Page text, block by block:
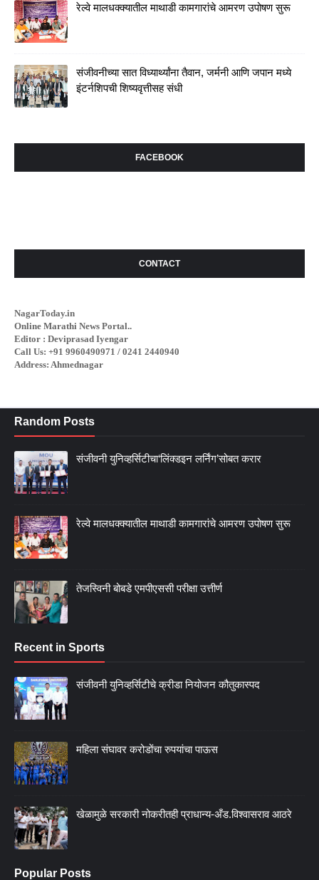
रेल्वे मालधक्क्यातील माथाडी कामगारांचे आमरण उपोषण सुरू
संजीवनीच्या सात विध्यार्थ्यांना तैवान, जर्मनी आणि जपान मध्ये
इंटर्नशिपची शिष्यवृत्तीसह संधी
FACEBOOK
CONTACT
NagarToday.in
Online Marathi News Portal..
Editor : Deviprasad Iyengar
Call Us: +91 9960490971 / 0241 2440940
Address: Ahmednagar
Random Posts
संजीवनी युनिव्हर्सिटीचा‘लिंक्डइन लर्निंग’सोबत करार
रेल्वे मालधक्क्यातील माथाडी कामगारांचे आमरण उपोषण सुरू
तेजस्विनी बोबडे एमपीएससी परीक्षा उत्तीर्ण
Recent in Sports
संजीवनी युनिव्हर्सिटीचे क्रीडा नियोजन कौतुकास्पद
महिला संघावर करोडोंचा रुपयांचा पाऊस
खेळामुळे सरकारी नोकरीतही प्राधान्य-अँड.विश्वासराव आठरे
Popular Posts